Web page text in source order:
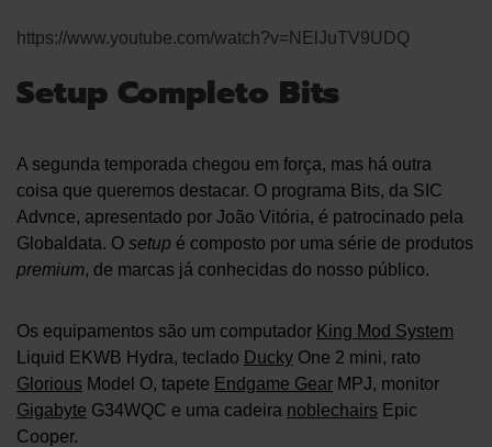
https://www.youtube.com/watch?v=NElJuTV9UDQ
Setup Completo Bits
A segunda temporada chegou em força, mas há outra
coisa que queremos destacar. O programa Bits, da SIC
Advnce, apresentado por João Vitória, é patrocinado pela
Globaldata. O setup é composto por uma série de produtos
premium, de marcas já conhecidas do nosso público.
Os equipamentos são um computador King Mod System
Liquid EKWB Hydra, teclado Ducky One 2 mini, rato
Glorious Model O, tapete Endgame Gear MPJ, monitor
Gigabyte G34WQC e uma cadeira noblechairs Epic
Cooper.